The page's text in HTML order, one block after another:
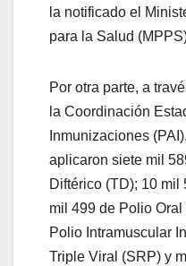
la notificado el
para la Salud
Por otra parte, a
la Coordinación
Inmunizaciones
aplicaron siete mil
Diftérico (TD); 10
mil 499 de Polio
Polio Intramuscular
Triple Viral (SRP) y